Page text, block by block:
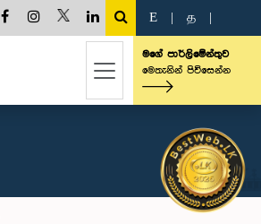
E த
මගේ පාර්ලිමේන්තුව
මෙතැනින් පිවිසෙන්න